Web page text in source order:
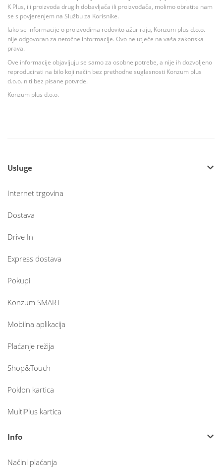
K Plus, ili proizvoda drugih dobavljača ili proizvođača, molimo obratite nam
se s povjerenjem na Službu za Korisnike.
Iako se informacije o proizvodima redovito ažuriraju, Konzum plus d.o.o.
nije odgovoran za netočne informacije. Ovo ne utječe na vaša zakonska
prava.
Ove informacije objavljuju se samo za osobne potrebe, a nije ih dozvoljeno
reproducirati na bilo koji način bez prethodne suglasnosti Konzum plus
d.o.o. niti bez pisane potvrde.
Konzum plus d.o.o.
Usluge
Internet trgovina
Dostava
Drive In
Express dostava
Pokupi
Konzum SMART
Mobilna aplikacija
Plaćanje režija
Shop&Touch
Poklon kartica
MultiPlus kartica
Info
Načini plaćanja